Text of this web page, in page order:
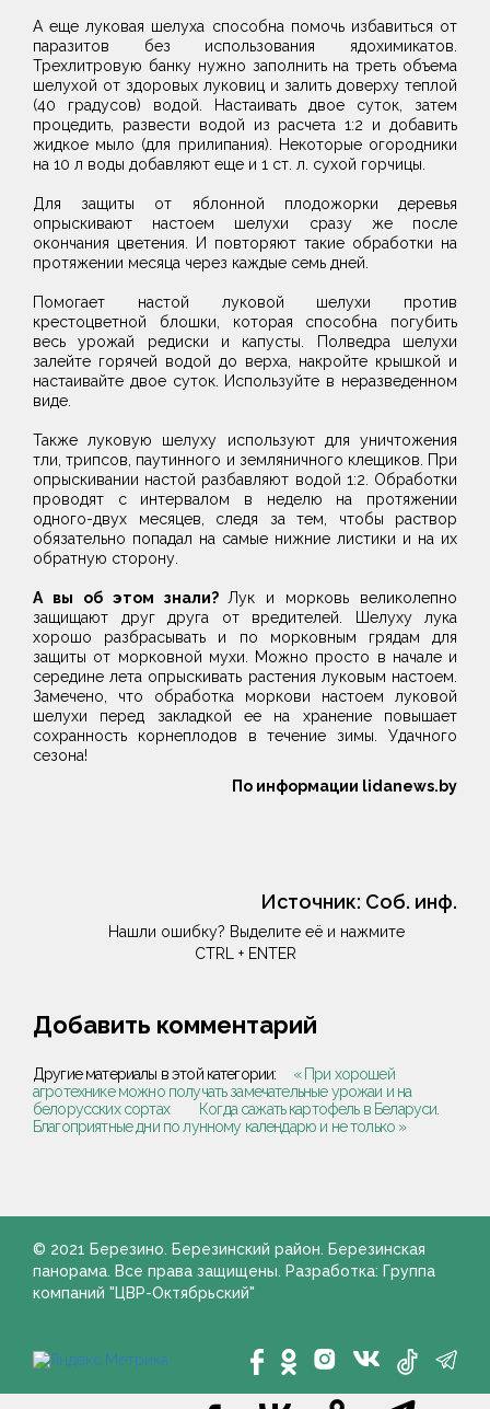
А еще луковая шелуха способна помочь избавиться от
паразитов без использования ядохимикатов.
Трехлитровую банку нужно заполнить на треть объема
шелухой от здоровых луковиц и залить доверху теплой
(40 градусов) водой. Настаивать двое суток, затем
процедить, развести водой из расчета 1:2 и добавить
жидкое мыло (для прилипания). Некоторые огородники
на 10 л воды добавляют еще и 1 ст. л. сухой горчицы.
Для защиты от яблонной плодожорки деревья
опрыскивают настоем шелухи сразу же после
окончания цветения. И повторяют такие обработки на
протяжении месяца через каждые семь дней.
Помогает настой луковой шелухи против
крестоцветной блошки, которая способна погубить
весь урожай редиски и капусты. Полведра шелухи
залейте горячей водой до верха, накройте крышкой и
настаивайте двое суток. Используйте в неразведенном
виде.
Также луковую шелуху используют для уничтожения
тли, трипсов, паутинного и земляничного клещиков. При
опрыскивании настой разбавляют водой 1:2. Обработки
проводят с интервалом в неделю на протяжении
одного-двух месяцев, следя за тем, чтобы раствор
обязательно попадал на самые нижние листики и на их
обратную сторону.
А вы об этом знали? Лук и морковь великолепно
защищают друг друга от вредителей. Шелуху лука
хорошо разбрасывать и по морковным грядам для
защиты от морковной мухи. Можно просто в начале и
середине лета опрыскивать растения луковым настоем.
Замечено, что обработка моркови настоем луковой
шелухи перед закладкой ее на хранение повышает
сохранность корнеплодов в течение зимы. Удачного
сезона!
По информации lidanews.by
Источник: Соб. инф.
Нашли ошибку? Выделите её и нажмите
CTRL + ENTER
Добавить комментарий
Другие материалы в этой категории:
« При хорошей
агротехнике можно получать замечательные урожаи и на
белорусских сортах
Когда сажать картофель в Беларуси.
Благоприятные дни по лунному календарю и не только »
© 2021 Березино. Березинский район. Березинская
панорама. Все права защищены. Разработка: Группа
компаний "ЦВР-Октябрьский"